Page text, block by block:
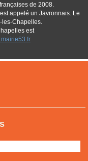
de 2008.
appelé un Javronnais. Le
les-Chapelles.
est